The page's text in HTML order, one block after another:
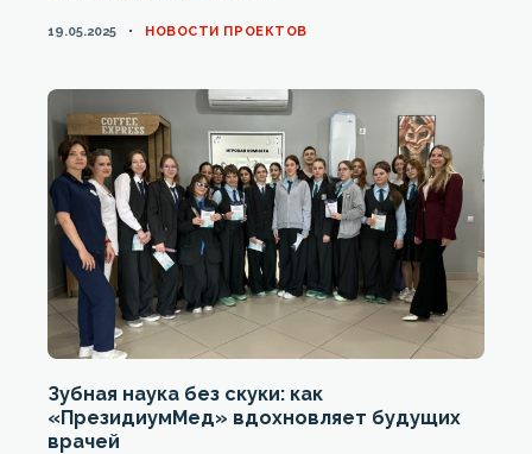
19.05.2025 CATEGORIES
НОВОСТИ ПРОЕКТОВ
Зубная наука без скуки: как
«ПрезидиумМед» вдохновляет будущих
врачей